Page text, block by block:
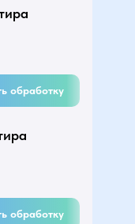
обработку
обработку